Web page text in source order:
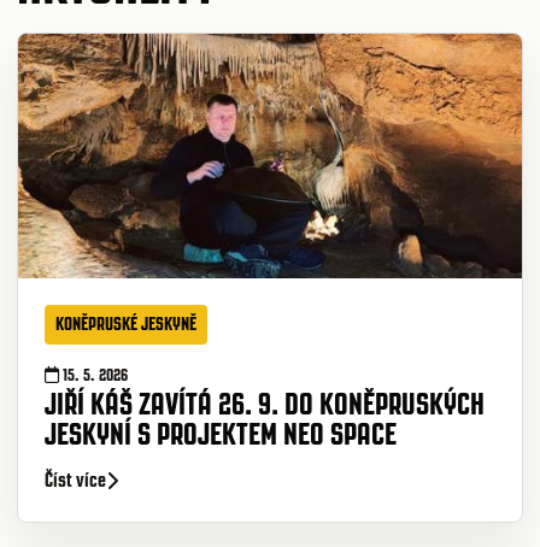
KONĚPRUSKÉ JESKYNĚ
15. 5. 2026
JIŘÍ KÁŠ ZAVÍTÁ 26. 9. DO KONĚPRUSKÝCH
JESKYNÍ S PROJEKTEM NEO SPACE
Číst více